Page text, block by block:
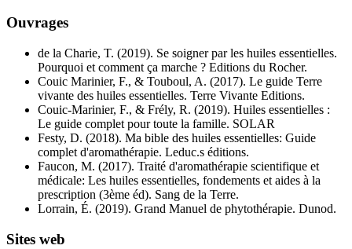
Ouvrages
de la Charie, T. (2019). Se soigner par les huiles essentielles.
Pourquoi et comment ça marche ? Editions du Rocher.
Couic Marinier, F., & Touboul, A. (2017). Le guide Terre
vivante des huiles essentielles. Terre Vivante Editions.
Couic-Marinier, F., & Frély, R. (2019). Huiles essentielles :
Le guide complet pour toute la famille. SOLAR
Festy, D. (2018). Ma bible des huiles essentielles: Guide
complet d'aromathérapie. Leduc.s éditions.
Faucon, M. (2017). Traité d'aromathérapie scientifique et
médicale: Les huiles essentielles, fondements et aides à la
prescription (3ème éd). Sang de la Terre.
Lorrain, É. (2019). Grand Manuel de phytothérapie. Dunod.
Sites web